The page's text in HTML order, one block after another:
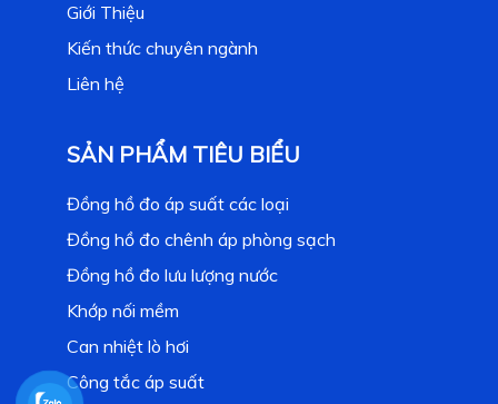
Giới Thiệu
Kiến thức chuyên ngành
Liên hệ
SẢN PHẨM TIÊU BIỂU
Đồng hồ đo áp suất các loại
Đồng hồ đo chênh áp phòng sạch
Đồng hồ đo lưu lượng nước
Khớp nối mềm
Can nhiệt lò hơi
Công tắc áp suất